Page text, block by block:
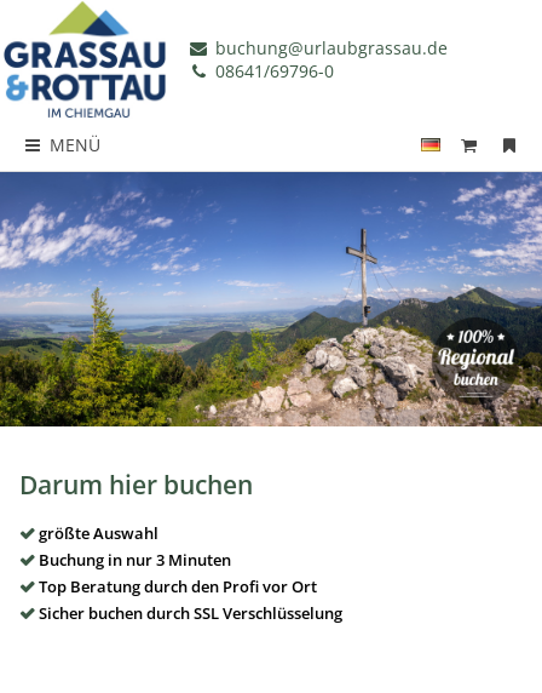
buchung@urlaubgrassau.de
08641/69796-0
MENÜ
Darum hier buchen
größte Auswahl
Buchung in nur 3 Minuten
Top Beratung durch den Profi vor Ort
Sicher buchen durch SSL Verschlüsselung